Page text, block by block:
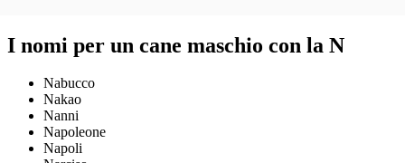
I nomi per un cane maschio con la N
Nabucco
Nakao
Nanni
Napoleone
Napoli